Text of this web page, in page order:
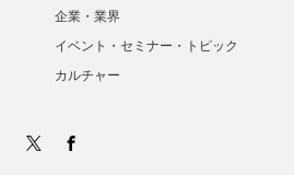
企業・業界
イベント・セミナー・トピック
カルチャー